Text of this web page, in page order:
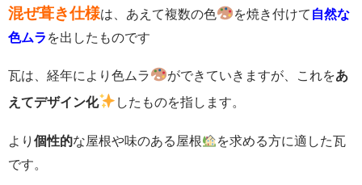
混ぜ葺き仕様は、あえて複数の色 を焼き付けて 自然な
色ムラ を出したものです
瓦は、経年により色ムラ ができていきますが、これをあ
えてデザイン化
したものを指します。
より 個性的な屋根や味のある屋根
を求める方に適した瓦
です。